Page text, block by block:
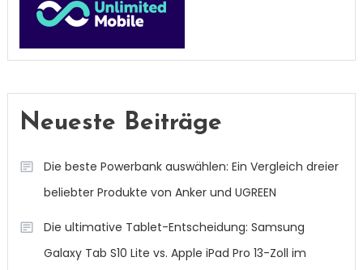
Neueste Beiträge
Die beste Powerbank auswählen: Ein Vergleich dreier
beliebter Produkte von Anker und UGREEN
Die ultimative Tablet-Entscheidung: Samsung
Galaxy Tab S10 Lite vs. Apple iPad Pro 13-Zoll im